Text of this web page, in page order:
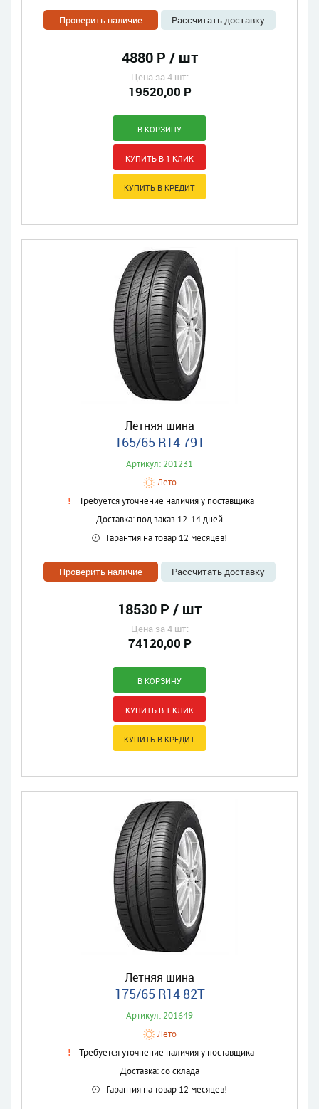
Проверить наличие Рассчитать доставку
4880 Р / шт
Цена за 4 шт:
19520,00 Р
Летняя шина
165/65 R14 79T
Артикул: 201231
Лето
Требуется уточнение наличия у поставщика
Доставка: под заказ 12-14 дней
Гарантия на товар 12 месяцев!
Проверить наличие Рассчитать доставку
18530 Р / шт
Цена за 4 шт:
74120,00 Р
Летняя шина
175/65 R14 82T
Артикул: 201649
Лето
Требуется уточнение наличия у поставщика
Доставка: со склада
Гарантия на товар 12 месяцев!